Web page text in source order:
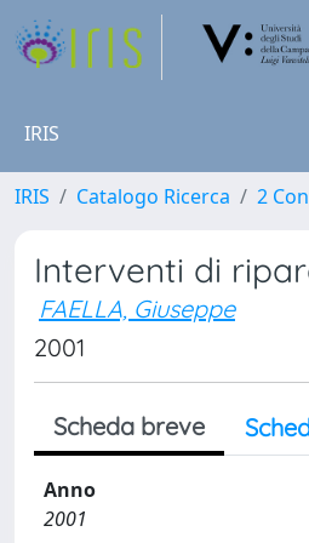
IRIS
IRIS Catalogo Ricerca 2
Interventi di
FAELLA, Giuseppe
2001
Scheda breve
Anno
2001